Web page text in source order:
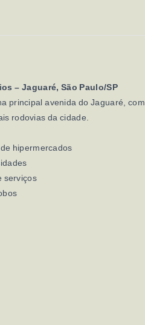
– Jaguaré, São Paulo/SP
principal avenida do Jaguaré, com
rodovias da cidade.
hipermercados
serviços